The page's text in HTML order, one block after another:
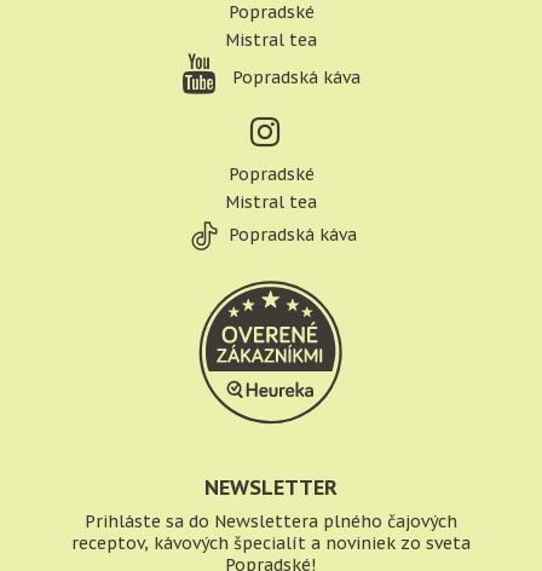
Popradské
Mistral tea
Popradská káva
Popradské
Mistral tea
Popradská káva
NEWSLETTER
Prihláste sa do Newslettera plného čajových
receptov, kávových špecialít a noviniek zo sveta
Popradské!